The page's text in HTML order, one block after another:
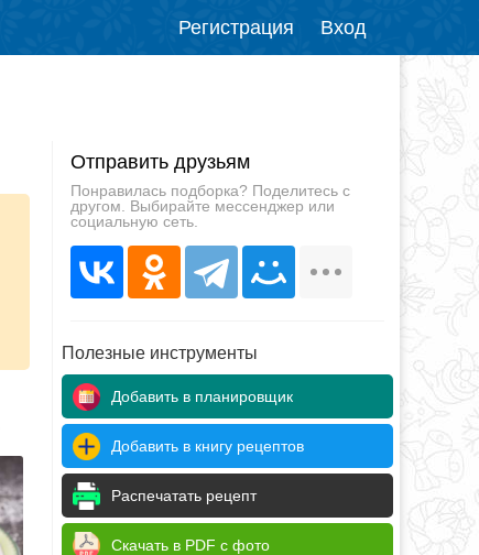
Регистрация Вход
Отправить друзьям
Понравилась подборка? Поделитесь с
другом. Выбирайте мессенджер или
социальную сеть.
Полезные инструменты
Добавить в планировщик
Добавить в книгу рецептов
Распечатать рецепт
Скачать в PDF с фото